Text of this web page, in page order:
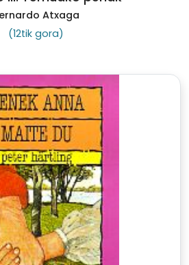
Atxaga
(12tik gora)